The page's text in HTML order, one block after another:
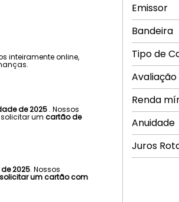
inteiramente online,
de 2025 . Nossos
solicitar umcartão de
2025. Nossos
solicitar um cartão com
Emissor
Bandeira
Tipo de
Renda
Anuidade
Juros